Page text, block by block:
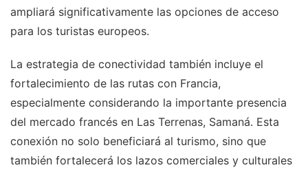
ampliará significativamente las opciones de acceso
para los turistas europeos.
La estrategia de conectividad también incluye el
fortalecimiento de las rutas con Francia,
especialmente considerando la importante presencia
del mercado francés en Las Terrenas, Samaná. Esta
conexión no solo beneficiará al turismo, sino que
también fortalecerá los lazos comerciales y culturales